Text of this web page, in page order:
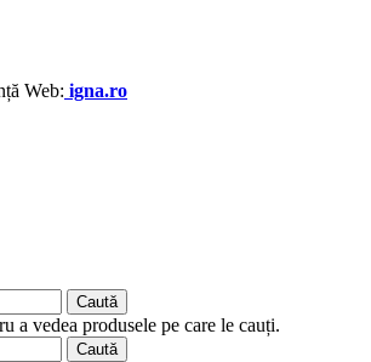
Web: igna.ro
Caută
a vedea produsele pe care le cauți.
Caută